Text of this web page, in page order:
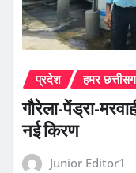
प्रदेश हमर
गौरेला-पेंड्रा-
नई किरण
Junior Editor1